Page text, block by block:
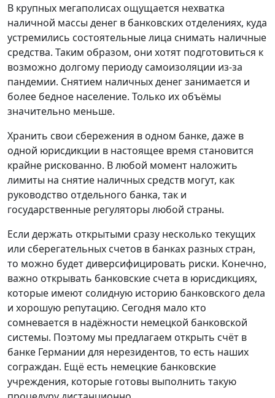
В крупных мегаполисах ощущается нехватка
наличной массы денег в банковских отделениях, куда
устремились состоятельные лица снимать наличные
средства. Таким образом, они хотят подготовиться к
возможно долгому периоду самоизоляции из-за
пандемии. Снятием наличных денег занимается и
более бедное население. Только их объёмы
значительно меньше.
Хранить свои сбережения в одном банке, даже в
одной юрисдикции в настоящее время становится
крайне рискованно. В любой момент наложить
лимиты на снятие наличных средств могут, как
руководство отдельного банка, так и
государственные регуляторы любой страны.
Если держать открытыми сразу несколько текущих
или сберегательных счетов в банках разных стран,
то можно будет диверсифицировать риски. Конечно,
важно открывать банковские счета в юрисдикциях,
которые имеют солидную историю банковского дела
и хорошую репутацию. Сегодня мало кто
сомневается в надёжности немецкой банковской
системы. Поэтому мы предлагаем открыть счёт в
банке Германии для нерезидентов, то есть наших
сограждан. Ещё есть немецкие банковские
учреждения, которые готовы выполнить такую